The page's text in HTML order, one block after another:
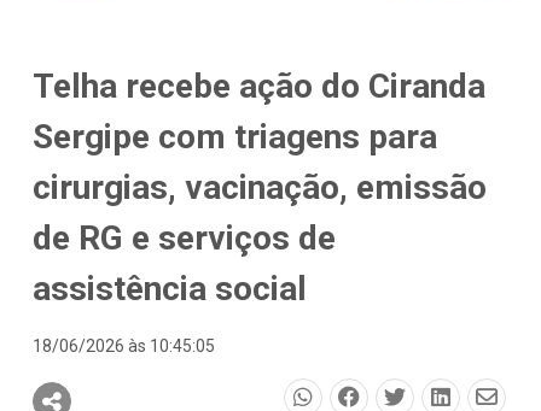
Telha recebe ação do Ciranda
Sergipe com triagens para
cirurgias, vacinação, emissão
de RG e serviços de
assistência social
18/06/2026 às 10:45:05